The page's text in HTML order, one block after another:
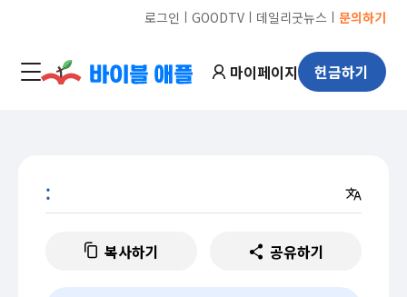
로그인 ㅣ GOODTVㅣ 데일리굿뉴스 ㅣ 문의하기
마이페이지 헌금하기
:
복사하기 공유하기